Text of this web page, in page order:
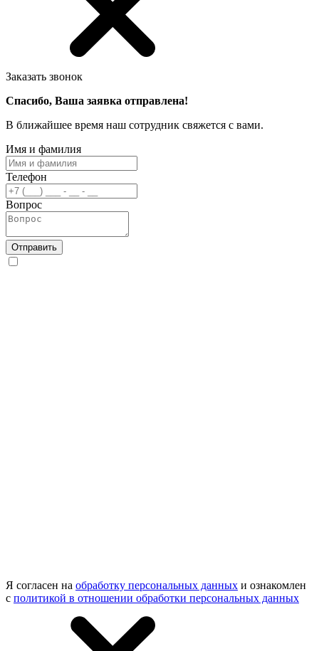
Заказать звонок
Спасибо, Ваша заявка отправлена!
В ближайшее время наш сотрудник свяжется с вами.
Имя и фамилия
Телефон
Вопрос
Отправить
Я согласен на обработку персональных данных и ознакомлен
с политикой в отношении обработки персональных данных